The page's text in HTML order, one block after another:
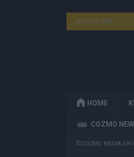
AUGUST 2026
HOME
COZMO
COZMO MEDIA